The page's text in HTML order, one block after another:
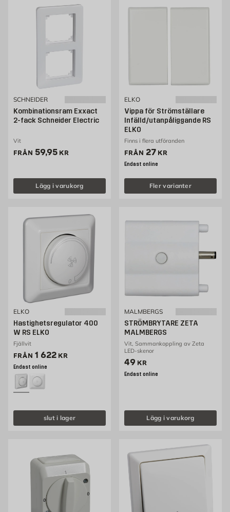
SCHNEIDER
Kombinationsram Exxact
2-fack Schneider Electric
Vit
FRÅN Pris 59.95 kr
59,95 KR
Lägg i varukorg
ELKO
Vippa för Strömställare
Infälld/utanpåliggande RS
ELKO
Finns i flera utföranden
FRÅN Pris 27 kr
27 KR
Endast online
Fler varianter
ELKO
Hastighetsregulator 400
W RS ELKO
Fjällvit
FRÅN Pris 1199 kr
1 622 KR
Endast online
slut i lager
MALMBERGS
STRÖMBRYTARE ZETA
MALMBERGS
Vit, Sammankoppling av Zeta
LED-skenor
Pris 49 kr
49 KR
Endast online
Lägg i varukorg